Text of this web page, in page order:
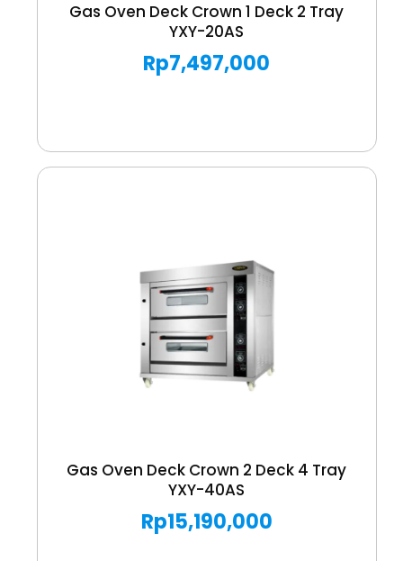
Gas Oven Deck Crown 1 Deck 2 Tray
YXY-20AS
Rp7,497,000
Gas Oven Deck Crown 2 Deck 4 Tray
YXY-40AS
Rp15,190,000